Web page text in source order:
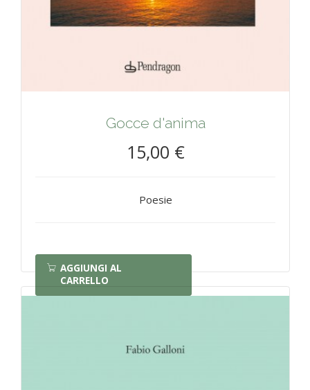
Gocce d'anima
15,00 €
Poesie
AGGIUNGI AL
CARRELLO